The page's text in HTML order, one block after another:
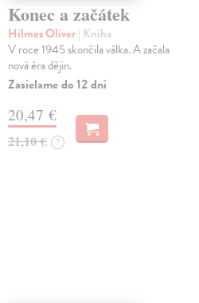
Konec a začátek
Hilmes Oliver| Kniha
V roce 1945 skončila válka. A začala
nová éra dějin.
Zasielame do 12 dní
20,47 €
21,10 € ?